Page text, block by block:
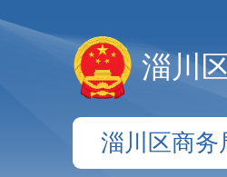
淄川
淄川区商务